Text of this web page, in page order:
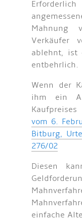
Mahnung
Verkäufer
ablehnt, ist
entbehrlich.
Wenn der
ihm ein
vom 6.
Bitburg,
276/02
Diesen
einfache